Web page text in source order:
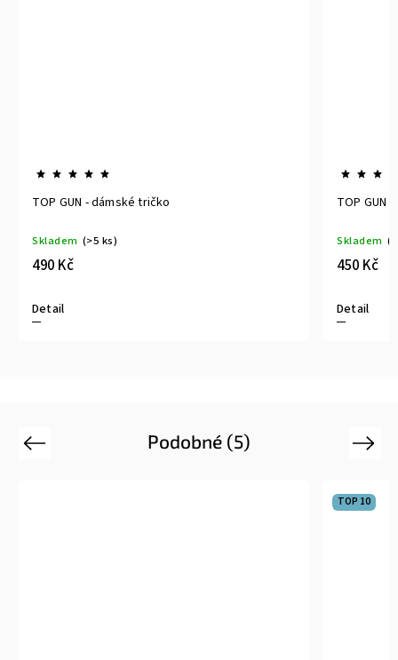
TOP GUN - dětské tričko
Podobné (5)
Previous Next